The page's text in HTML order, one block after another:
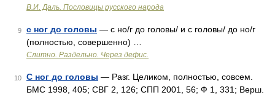
В.И. Даль. Пословицы русского народа
9 с ног до головы — с но/г до головы/ и с головы/ до но/г
(полностью, совершенно) …
Слитно. Раздельно. Через дефис.
10 С ног до головы — Разг. Целиком, полностью, совсем.
БМС 1998, 405; СВГ 2, 126; СПП 2001, 56; Ф 1, 331; Верш.